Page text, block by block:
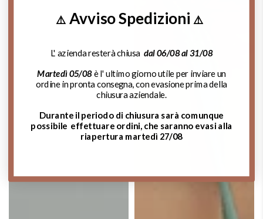
⚠️ Avviso Spedizioni ⚠️
L' azienda resterà chiusa dal 06/08 al 31/08
Martedì 05/08è l' ultimo giorno utile per inviare un
ordine in pronta consegna, con evasione prima della
chiusura aziendale.
Durante il periodo di chiusura sarà comunque
possibile effettuare ordini, che saranno evasi alla
riapertura martedì 27/08